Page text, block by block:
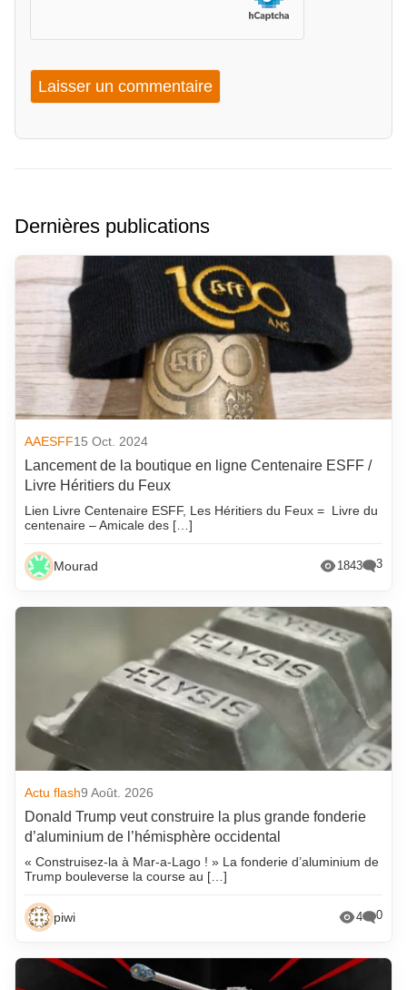
Dernières publications
AAESFF15 Oct. 2024
Lancement de la boutique en ligne Centenaire ESFF /
Livre Héritiers du Feux
Lien Livre Centenaire ESFF, Les Héritiers du Feux = Livre du
centenaire – Amicale des […]
Mourad 1843 3
Actu flash9 Août. 2026
Donald Trump veut construire la plus grande fonderie
d’aluminium de l’hémisphère occidental
« Construisez-la à Mar-a-Lago ! » La fonderie d’aluminium de
Trump bouleverse la course au […]
piwi 4 0